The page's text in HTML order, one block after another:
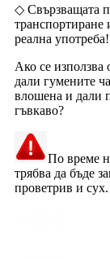
◇ Свързващата
транспортиране
реална употреба!
Ако се използва
дали гумените
влошена и дали
гъвкаво?
По време
трябва да бъде
проветрив и сух.